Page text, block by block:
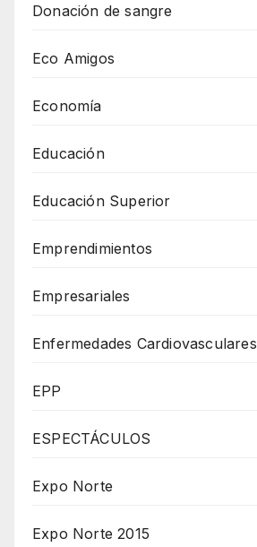
Donación de sangre
Eco Amigos
Economía
Educación
Educación Superior
Emprendimientos
Empresariales
Enfermedades Cardiovasculares
EPP
ESPECTÁCULOS
Expo Norte
Expo Norte 2015